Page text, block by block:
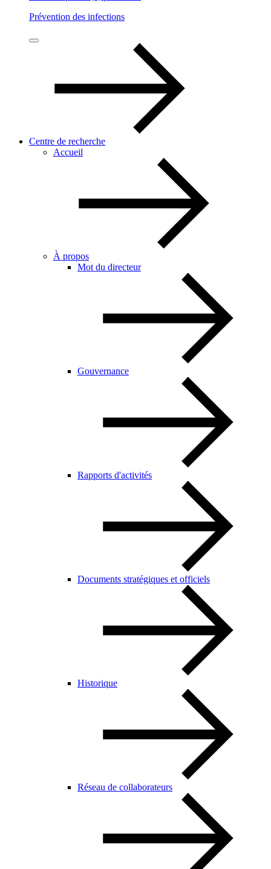
Prévention des infections
Centre de recherche
Accueil
À propos
Mot du directeur
Gouvernance
Rapports d'activités
Documents stratégiques et officiels
Historique
Réseau de collaborateurs